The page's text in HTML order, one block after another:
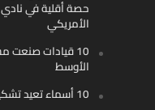
حصة أقلية في نادي
الأمريكي
10 قيادات
الأوسط
10 أسماء تعيد تشكيل اللوجستيات الذكية في الخليج